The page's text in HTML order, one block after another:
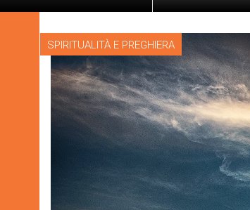
SPIRITUALITÀ E PREGHIERA